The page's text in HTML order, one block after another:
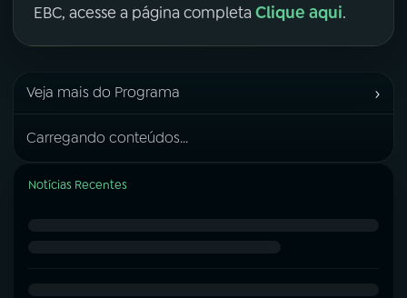
EBC, acesse a página completa Clique aqui.
Veja mais do Programa ›
Carregando conteúdos...
Notícias Recentes